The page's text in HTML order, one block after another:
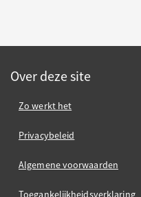
Over deze site
Zo werkt het
Privacybeleid
Algemene voorwaarden
Toegankelijkheidsverklaring